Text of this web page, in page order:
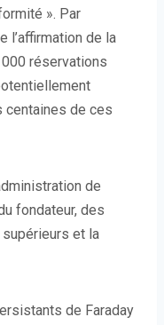
». Par
l’affirmation de la
réservations
centaines de ces
de
fondateur, des
et la
de Faraday